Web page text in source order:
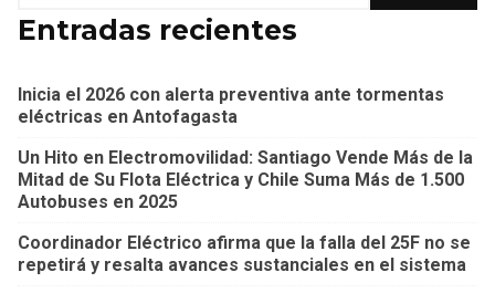
Entradas recientes
Inicia el 2026 con alerta preventiva ante tormentas
eléctricas en Antofagasta
Un Hito en Electromovilidad: Santiago Vende Más de la
Mitad de Su Flota Eléctrica y Chile Suma Más de 1.500
Autobuses en 2025
Coordinador Eléctrico afirma que la falla del 25F no se
repetirá y resalta avances sustanciales en el sistema